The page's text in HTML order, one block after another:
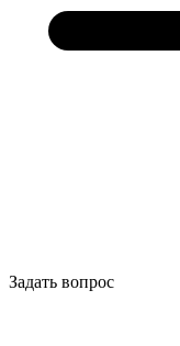
Задать вопрос